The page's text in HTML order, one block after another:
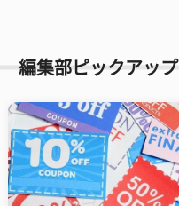
編集部ピックアップ